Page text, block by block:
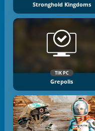
Stronghold Kingdoms
TIK PC
Grepolis